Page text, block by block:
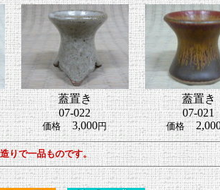
蓋置き
07-022
価格3,000円
蓋置き
07-021
価格
りで一品ものです。